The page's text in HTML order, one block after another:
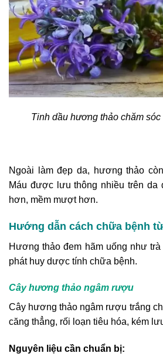
Tinh dầu hương thảo chăm
Ngoài làm đẹp da, hương thảo
Máu được lưu thông nhiều trên da
hơn, mềm mượt hơn.
Hướng dẫn cách chữa bệnh
Hương thảo đem hãm uống như
phát huy dược tính chữa bệnh.
Cây hương thảo ngâm rượu
Cây hương thảo ngâm rượu trắng
căng thẳng, rối loạn tiêu hóa, kém
Nguyên liệu cần chuẩn bị: